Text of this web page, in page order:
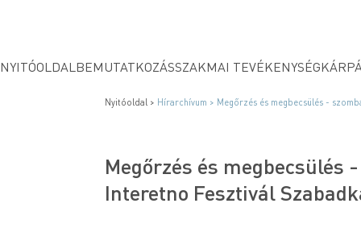
NYITÓOLDAL BEMUTATKOZÁSSZAKMAI TEVÉKENYSÉG
Nyitóoldal > Hírarchívum > Megőrzés és megbecsülés -
Megőrzés és megbecsülés
Interetno Fesztivál